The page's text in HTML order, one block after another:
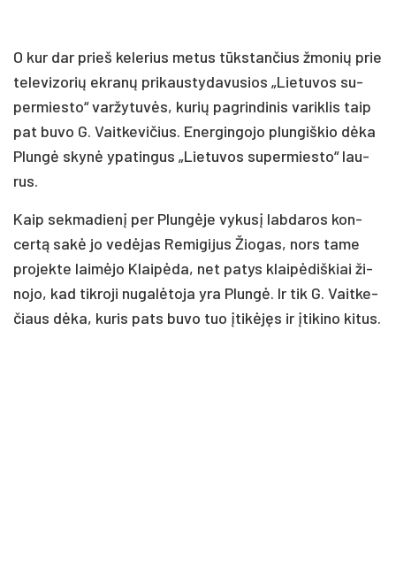
O kur dar prieš ke­le­rius me­tus tūks­tan­čius žmo­nių prie
te­le­vi­zo­rių ek­ra­nų pri­kaus­ty­da­vu­sios „Lie­tu­vos su­
per­mies­to“ var­žy­tu­vės, ku­rių pa­grin­di­nis va­rik­lis taip
pat bu­vo G. Vait­ke­vi­čius. Ener­gin­go­jo plun­giš­kio dė­ka
Plun­gė sky­nė ypa­tin­gus „Lie­tu­vos su­per­mies­to“ lau­
rus.
Kaip sek­ma­die­nį per Plun­gė­je vy­ku­sį lab­da­ros kon­
cer­tą sa­kė jo ve­dė­jas Re­mi­gi­jus Žio­gas, nors ta­me
pro­jek­te lai­mė­jo Klai­pė­da, net pa­tys klai­pė­diš­kiai ži­
no­jo, kad tik­ro­ji nu­ga­lė­to­ja yra Plun­gė. Ir tik G. Vait­ke­
čiaus dė­ka, ku­ris pa­ts bu­vo tuo įti­kė­jęs ir įti­ki­no ki­tus.